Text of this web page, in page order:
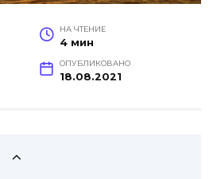
НА ЧТЕНИЕ
4 мин
ОПУБЛИКОВАНО
18.08.2021